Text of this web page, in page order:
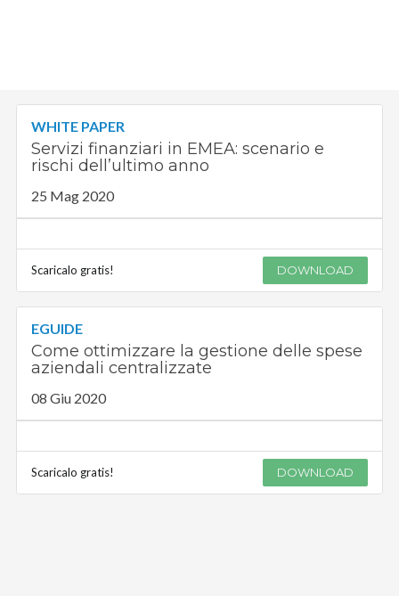
WHITE PAPER
Servizi finanziari in EMEA: scenario e
rischi dell’ultimo anno
25 Mag 2020
Scaricalo gratis! DOWNLOAD
EGUIDE
Come ottimizzare la gestione delle spese
aziendali centralizzate
08 Giu 2020